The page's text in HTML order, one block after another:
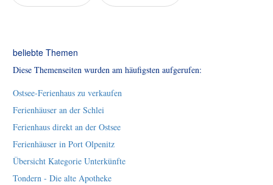
beliebte Themen
Diese Themenseiten wurden am häufigsten aufgerufen:
Ostsee-Ferienhaus zu verkaufen
Ferienhäuser an der Schlei
Ferienhaus direkt an der Ostsee
Ferienhäuser in Port Olpenitz
Übersicht Kategorie Unterkünfte
Tondern - Die alte Apotheke